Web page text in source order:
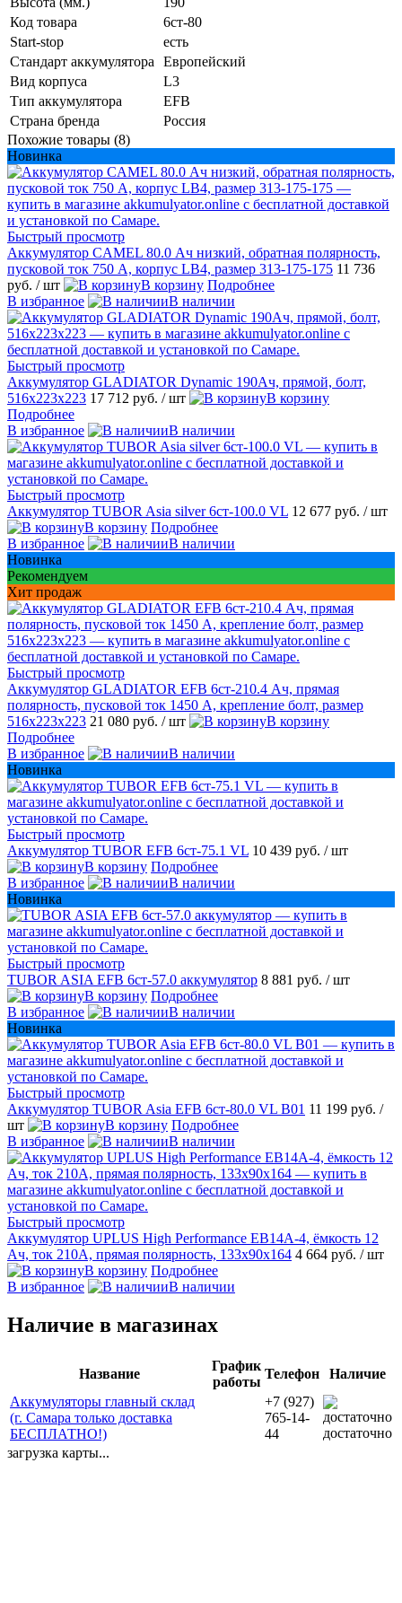
Код товара
6ст-80
Start-stop
есть
Стандарт аккумулятора
Европейский
Вид корпуса
L3
Тип аккумулятора
EFB
Страна бренда
Россия
Похожие товары (8)
Новинка
Быстрый просмотр
Аккумулятор CAMEL 80.0 Ач низкий, обратная полярность,
пусковой ток 750 А, корпус LB4, размер 313-175-175 11 736
руб. / шт В корзину Подробнее
В избранное
В наличии
Быстрый просмотр
Аккумулятор GLADIATOR Dynamic 190Ач, прямой, болт,
516x223x223 17 712 руб. / шт
В корзину
Подробнее
В избранное
В наличии
Быстрый просмотр
Аккумулятор TUBOR Asia silver 6ст-100.0 VL 12 677 руб. / шт
В корзину Подробнее
В избранное
В наличии
Новинка
Рекомендуем
Хит продаж
Быстрый просмотр
Аккумулятор GLADIATOR EFB 6ст-210.4 Ач, прямая
полярность, пусковой ток 1450 А, крепление болт, размер
516x223x223 21 080 руб. / шт
В корзину
Подробнее
В избранное
В наличии
Новинка
Быстрый просмотр
Аккумулятор TUBOR EFB 6ст-75.1 VL 10 439 руб. / шт
В корзину Подробнее
В избранное
В наличии
Новинка
Быстрый просмотр
TUBOR ASIA EFB 6ст-57.0 аккумулятор 8 881 руб. / шт
В корзину Подробнее
В избранное
В наличии
Новинка
Быстрый просмотр
Аккумулятор TUBOR Asia EFB 6ст-80.0 VL B01 11 199 руб. /
шт
В корзину Подробнее
В избранное
В наличии
Быстрый просмотр
Аккумулятор UPLUS High Performance EB14А-4, ёмкость 12
Ач, ток 210А, прямая полярность, 133х90х164 4 664 руб. / шт
В корзину Подробнее
В избранное
В наличии
Наличие в магазинах
Название
График
работы
Телефон
Наличие
Аккумуляторы главный склад
(г. Самара только доставка
БЕСПЛАТНО!)
+7 (927)
765-14-
44
достаточно
загрузка карты...